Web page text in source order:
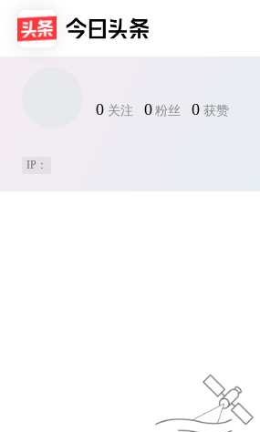
0 关注 0 粉丝 0 获赞
IP：